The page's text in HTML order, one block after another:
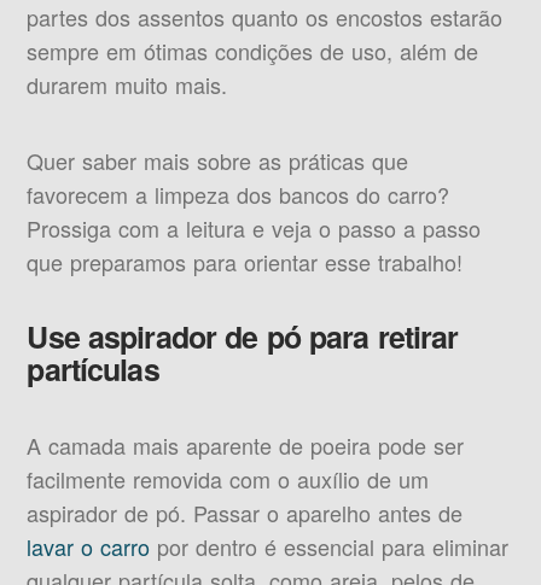
partes dos assentos quanto os encostos estarão
sempre em ótimas condições de uso, além de
durarem muito mais.
Quer saber mais sobre as práticas que
favorecem a limpeza dos bancos do carro?
Prossiga com a leitura e veja o passo a passo
que preparamos para orientar esse trabalho!
Use aspirador de pó para retirar
partículas
A camada mais aparente de poeira pode ser
facilmente removida com o auxílio de um
aspirador de pó. Passar o aparelho antes de
lavar o carro por dentro é essencial para eliminar